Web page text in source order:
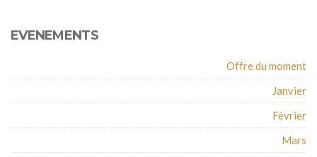
EVENEMENTS
Offre du moment
Janvier
Février
Mars